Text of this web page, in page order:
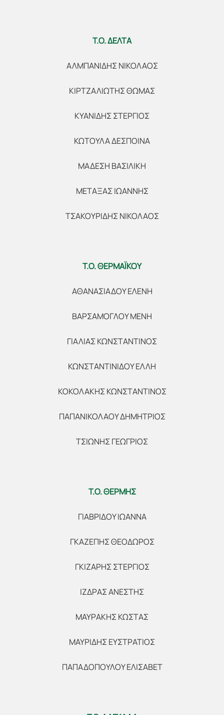
Τ.Ο. ΔΕΛΤΑ
ΑΛΜΠΑΝΙΔΗΣ ΝΙΚΟΛΑΟΣ
ΚΙΡΤΖΑΛΙΩΤΗΣ ΘΩΜΑΣ
ΚΥΑΝΙΔΗΣ ΣΤΕΡΓΙΟΣ
ΚΩΤΟΥΛΑ ΔΕΣΠΟΙΝΑ
ΜΑΔΕΣΗ ΒΑΣΙΛΙΚΗ
ΜΕΤΑΞΑΣ ΙΩΑΝΝΗΣ
ΤΣΑΚΟΥΡΙΔΗΣ ΝΙΚΟΛΑΟΣ
Τ.Ο. ΘΕΡΜΑΪΚΟΥ
ΑΘΑΝΑΣΙΑΔΟΥ ΕΛΕΝΗ
ΒΑΡΣΑΜΟΓΛΟΥ ΜΕΝΗ
ΓΙΑΛΙΑΣ ΚΩΝΣΤΑΝΤΙΝΟΣ
ΚΩΝΣΤΑΝΤΙΝΙΔΟΥ ΕΛΛΗ
ΚΟΚΟΛΑΚΗΣ ΚΩΝΣΤΑΝΤΙΝΟΣ
ΠΑΠΑΝΙΚΟΛΑΟΥ ΔΗΜΗΤΡΙΟΣ
ΤΣΙΩΝΗΣ ΓΕΩΓΡΙΟΣ
Τ.Ο. ΘΕΡΜΗΣ
ΓΙΑΒΡΙΔΟΥ ΙΩΑΝΝΑ
ΓΚΑΖΕΠΗΣ ΘΕΟΔΩΡΟΣ
ΓΚΙΖΑΡΗΣ ΣΤΕΡΓΙΟΣ
ΙΖΔΡΑΣ ΑΝΕΣΤΗΣ
ΜΑΥΡΑΚΗΣ ΚΩΣΤΑΣ
ΜΑΥΡΙΔΗΣ ΕΥΣΤΡΑΤΙΟΣ
ΠΑΠΑΔΟΠΟΥΛΟΥ ΕΛΙΣΑΒΕΤ